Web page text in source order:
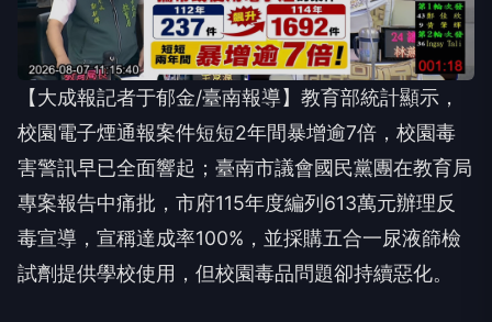
【大成報記者于郁金/臺南報導】教育部統計顯示，
校園電子煙通報案件短短2年間暴增逾7倍，校園毒
害警訊早已全面響起；臺南市議會國民黨團在教育局
專案報告中痛批，市府115年度編列613萬元辦理反
毒宣導，宣稱達成率100%，並採購五合一尿液篩檢
試劑提供學校使用，但校園毒品問題卻持續惡化。